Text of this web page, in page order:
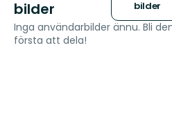
bilder
bilder
Inga användarbilder ännu. Bli
första att dela!